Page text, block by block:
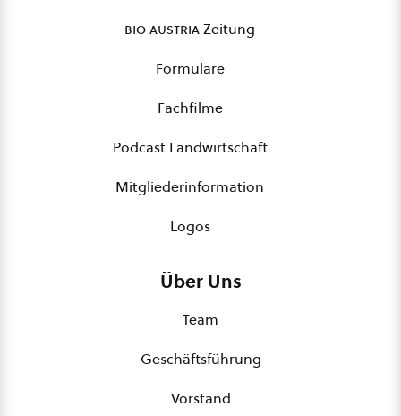
bio austriaZeitung
Formulare
Fachfilme
Podcast Landwirtschaft
Mitgliederinformation
Logos
Über Uns
Team
Geschäftsführung
Vorstand